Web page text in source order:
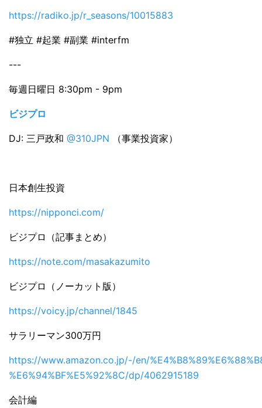
https://radiko.jp/r_seasons/10015883
#独立 #起業 #副業 #interfm
---
毎週日曜日 8:30pm - 9pm
ビジプロ
DJ: 三戸政和 @310JPN （事業投資家）
日本創生投資
https://nipponci.com/
ビジプロ（記事まとめ）
https://note.com/masakazumito
ビジプロ（ノーカット版）
https://voicy.jp/channel/1845
サラリーマン300万円
https://www.amazon.co.jp/-/en/
%E6%94%BF%E5%92%8C/dp/4062915189
会計編